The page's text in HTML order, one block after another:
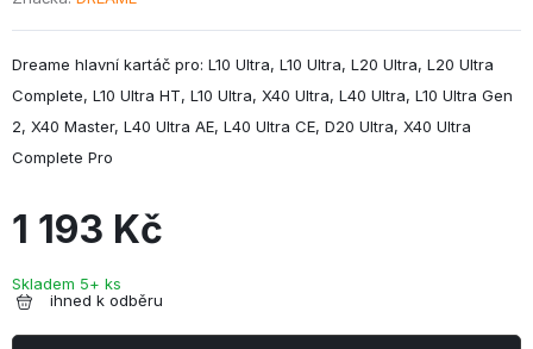
Dreame hlavní kartáč pro: L10 Ultra, L10 Ultra, L20 Ultra, L20 Ultra
Complete, L10 Ultra HT, L10 Ultra, X40 Ultra, L40 Ultra, L10 Ultra Gen
2, X40 Master, L40 Ultra AE, L40 Ultra CE, D20 Ultra, X40 Ultra
Complete Pro
1 193 Kč
Skladem 5+ ks
ihned k odběru